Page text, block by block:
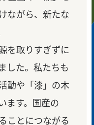
ながら、新たな
を取りすぎずに
した。私たちも
動や「漆」の木
ます。国産の
ことにつながる